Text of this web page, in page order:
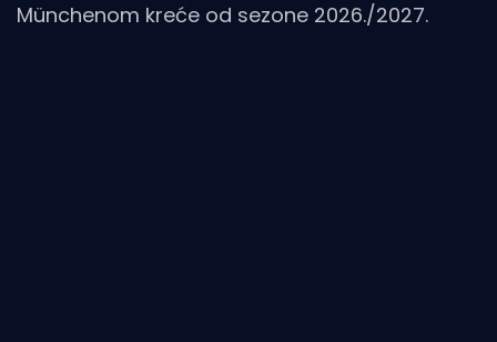
Münchenom kreće od sezone 2026./2027.